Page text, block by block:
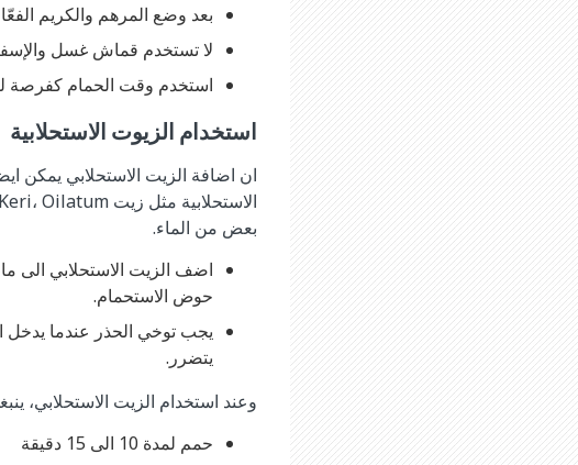
بعد وضع المرهم والكريم
لا تستخدم قماش غسل
استخدم وقت الحمام كفرصة
استخدام الزيوت الاستحلابية
ان اضافة الزيت الاستحلابي يمكن
بعض من الماء.
اضف الزيت الاستحلابي الى
حوض الاستحمام.
يجب توخي الحذر عندما
يتضرر.
وعند استخدام الزيت الاستحلابي،
حمم لمدة 10 الى 15 دقيقة